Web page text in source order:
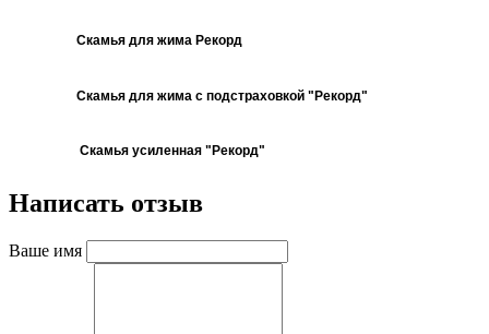
Скамья для жима Рекорд
Скамья для жима с подстраховкой "Рекорд"
Скамья усиленная "Рекорд"
Написать отзыв
Ваше имя